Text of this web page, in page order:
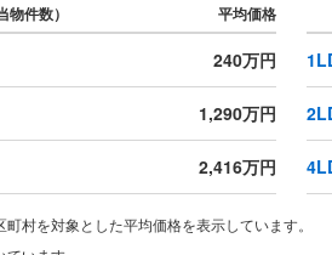
物件数） 平均価格
240万円
1,290万円
2,416万円
村を対象とした平均価格を表示しています。
収納
ウォークインクローゼッ
販売、価格、契約、入居関連
即入居可能（0）